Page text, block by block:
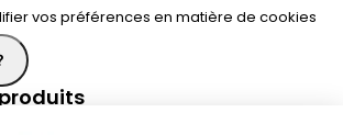
vos préférences en matière de cookies